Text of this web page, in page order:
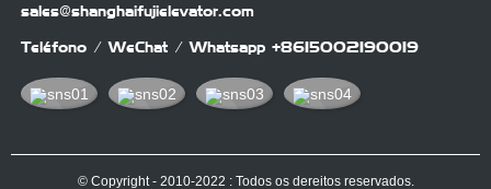
sales@shanghaifujielevator.com
Teléfono / WeChat / Whatsapp +8615002190019
© Copyright - 2010-2022 : Todos os dereitos reservados.